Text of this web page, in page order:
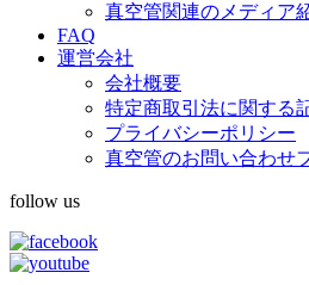
真空管関連のメディア
FAQ
運営会社
会社概要
特定商取引法に関する
プライバシーポリシー
真空管のお問い合わせ
follow us